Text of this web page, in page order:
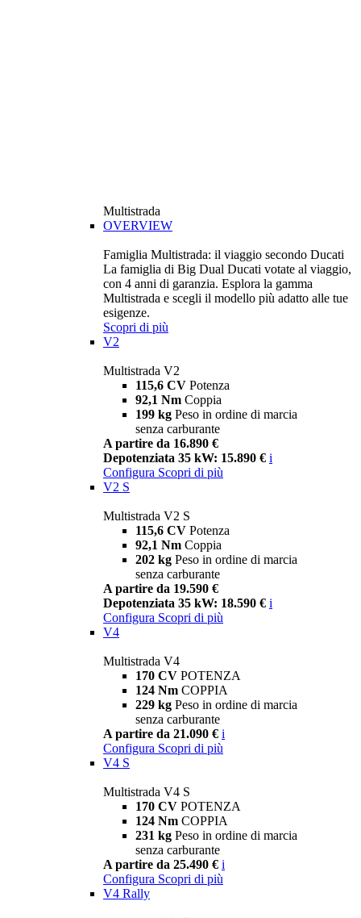
Multistrada
OVERVIEW
Famiglia Multistrada: il viaggio secondo Ducati
La famiglia di Big Dual Ducati votate al viaggio,
con 4 anni di garanzia. Esplora la gamma
Multistrada e scegli il modello più adatto alle tue
esigenze.
Scopri di più
V2
Multistrada V2
115,6 CV Potenza
92,1 Nm Coppia
199 kg Peso in ordine di marcia
senza carburante
A partire da 16.890 €
Depotenziata 35 kW: 15.890 € i
Configura Scopri di più
V2 S
Multistrada V2 S
115,6 CV Potenza
92,1 Nm Coppia
202 kg Peso in ordine di marcia
senza carburante
A partire da 19.590 €
Depotenziata 35 kW: 18.590 € i
Configura Scopri di più
V4
Multistrada V4
170 CV POTENZA
124 Nm COPPIA
229 kg Peso in ordine di marcia
senza carburante
A partire da 21.090 € i
Configura Scopri di più
V4 S
Multistrada V4 S
170 CV POTENZA
124 Nm COPPIA
231 kg Peso in ordine di marcia
senza carburante
A partire da 25.490 € i
Configura Scopri di più
V4 Rally